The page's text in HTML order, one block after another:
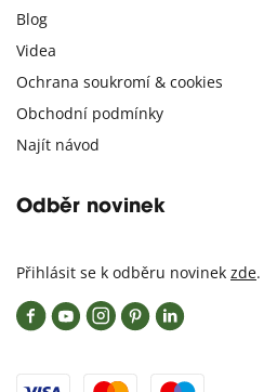
Blog
Videa
Ochrana soukromí & cookies
Obchodní podmínky
Najít návod
Odběr novinek
Přihlásit se k odběru novinek zde.